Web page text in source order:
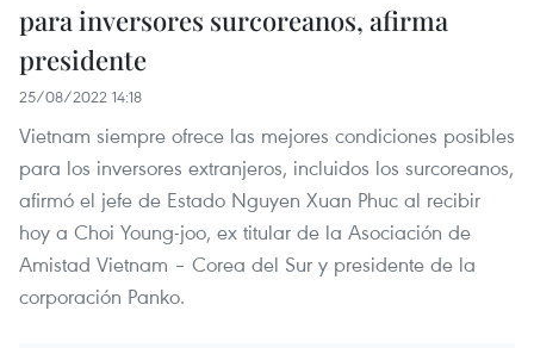
para inversores surcoreanos, afirma
presidente
25/08/2022 14:18
Vietnam siempre ofrece las mejores condiciones posibles
para los inversores extranjeros, incluidos los surcoreanos,
afirmó el jefe de Estado Nguyen Xuan Phuc al recibir
hoy a Choi Young-joo, ex titular de la Asociación de
Amistad Vietnam – Corea del Sur y presidente de la
corporación Panko.